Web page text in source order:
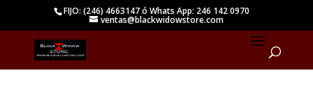
FIJO: (246) 4663147 ó Whats App: 246 142 0970
ventas@blackwidowstore.com